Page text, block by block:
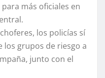
más oficiales en
los policías sí
grupos de riesgo a
junto con el